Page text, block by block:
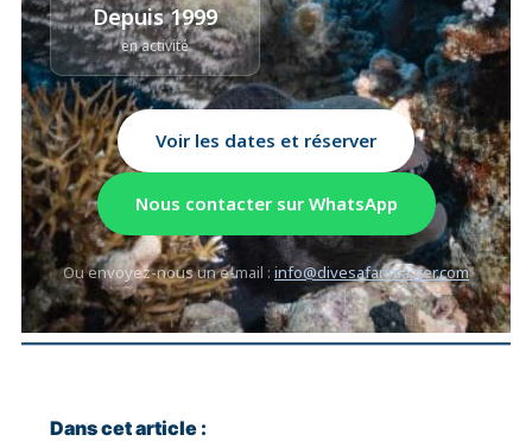
Depuis 1999
en activité
Voir les dates et réserver
Nous contacter sur WhatsApp
Ou envoyez-nous un e-mail : info@divesafarimaster.com
Dans cet article :